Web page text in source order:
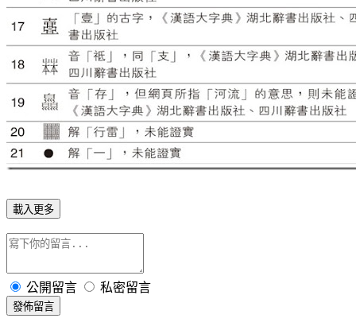
載入更多
公開留言 私密留言
發佈留言